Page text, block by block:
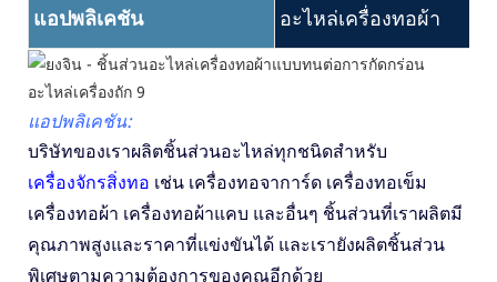
แอปพลิเคชัน อะไหล่เครื่องทอผ้า
แอปพลิเคชัน:
บริษัทของเราผลิตชิ้นส่วนอะไหล่ทุกชนิดสำหรับ
เครื่องจักรสิ่งทอ เช่น เครื่องทอจาการ์ด เครื่องทอเข็ม
เครื่องทอผ้า เครื่องทอผ้าแคบ และอื่นๆ ชิ้นส่วนที่เราผลิตมี
คุณภาพสูงและราคาที่แข่งขันได้ และเรายังผลิตชิ้นส่วน
พิเศษตามความต้องการของคุณอีกด้วย